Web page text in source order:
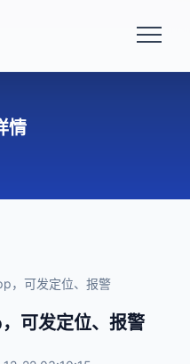
情
，可发定位、报警
可发定位、报警